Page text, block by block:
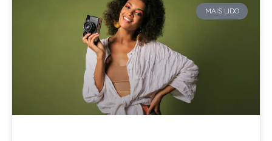
MAIS LIDO